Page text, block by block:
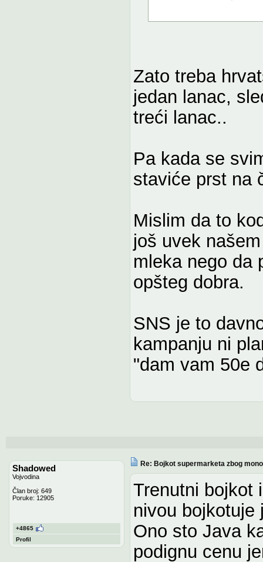
Zato treba
jedan lanac,
treći lanac..
Pa kada se
staviće prst na
Mislim da to
još uvek
mleka nego da
opšteg dobra.
SNS je to
kampanju ni
"dam vam 50e
Shadowed
Vojvodina
Član broj: 649
Poruke: 12905
+4865
Profil
Re: Bojkot supermarketa zbog
Trenutni bojkot
nivou bojkotuje
Ono sto Java
podignu cenu